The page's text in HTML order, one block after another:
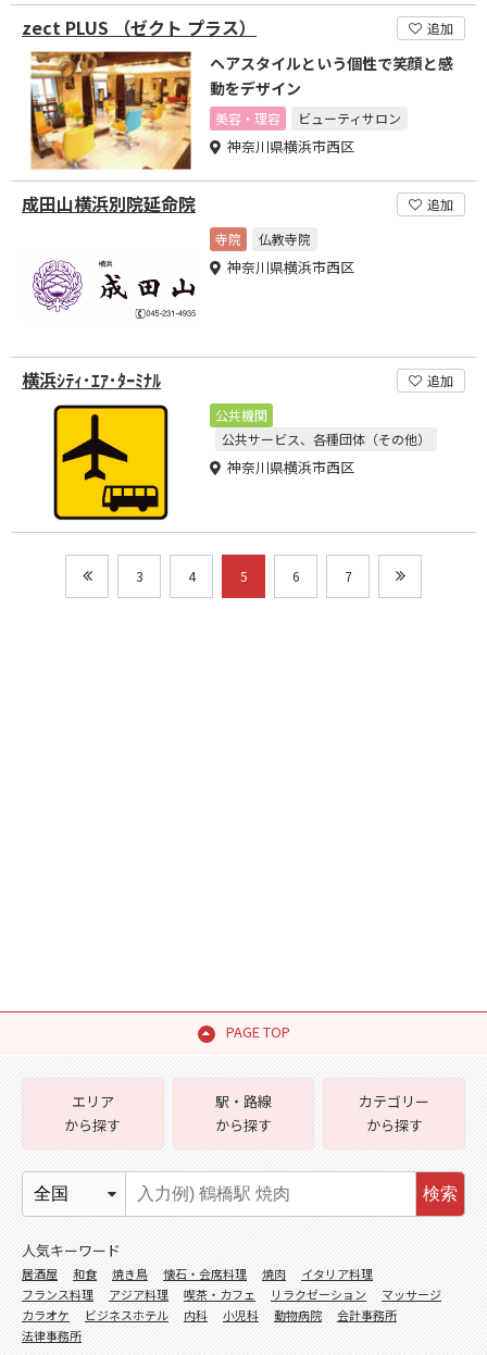
zect PLUS （ゼクト プラス） 追加
ヘアスタイルという個性で笑顔と感
動をデザイン
美容・理容 ビューティサロン
神奈川県横浜市西区
成田山横浜別院延命院
追加
寺院
仏教寺院
神奈川県横浜市西区
横浜ｼﾃｨ･ｴｱ･ﾀｰﾐﾅﾙ
追加
公共機関
公共サービス、各種団体（その他）
神奈川県横浜市西区
3 4 5 6 7
PAGE TOP
エリア
から探す
駅・路線
から探す
カテゴリー
から探す
検索
人気キーワード
居酒屋 和食 焼き鳥 懐石・会席料理 焼肉
イタリア料理
フランス料理
アジア料理 喫茶・カフェ リラクゼーション
マッサージ
カラオケ
ビジネスホテル 内科 小児科 動物病院
会計事務所
法律事務所